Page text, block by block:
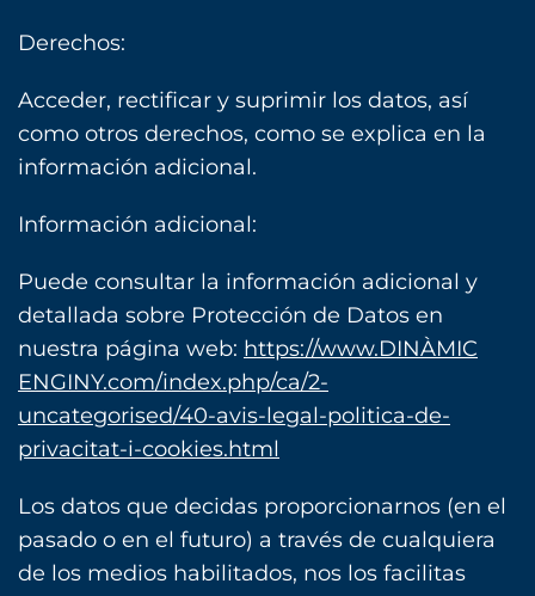
Derechos:
Acceder, rectificar y suprimir los datos, así
como otros derechos, como se explica en la
información adicional.
Información adicional:
Puede consultar la información adicional y
detallada sobre Protección de Datos en
nuestra página web: https://www.DINÀMIC
ENGINY.com/index.php/ca/2-
uncategorised/40-avis-legal-politica-de-
privacitat-i-cookies.html
Los datos que decidas proporcionarnos (en el
pasado o en el futuro) a través de cualquiera
de los medios habilitados, nos los facilitas